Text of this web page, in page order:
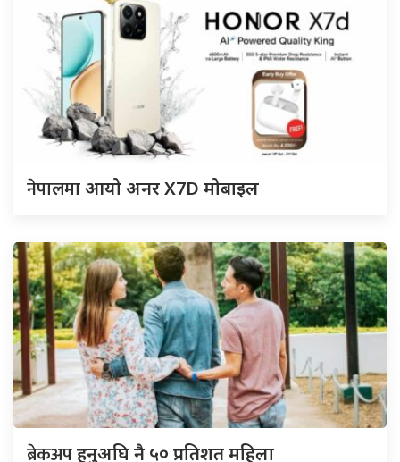
नेपालमाआयो अनर X7D मोबाइल
ब्रेकअपहुनुअघि नै ५० प्रतिशत महिला